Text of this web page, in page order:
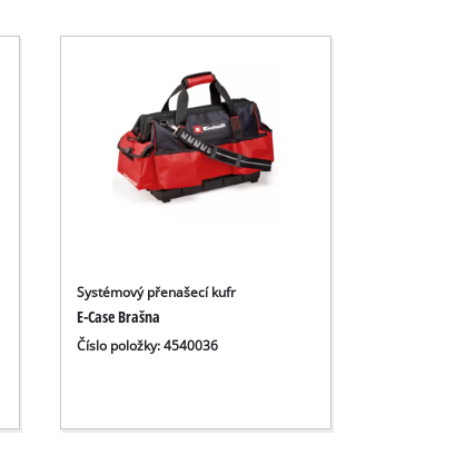
Systémový přenašecí kufr
E-Case Brašna
Číslo položky: 4540036